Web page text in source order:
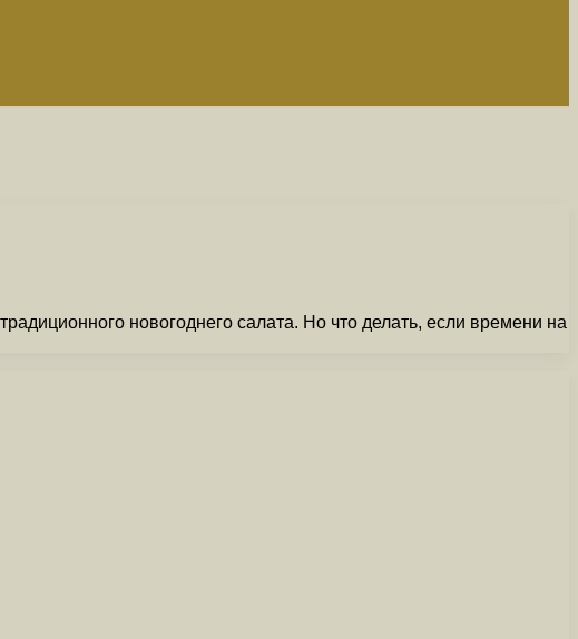
новогоднего салата. Но что делать, если времени на